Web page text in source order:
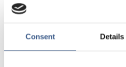
Consent Details
will always be
and care shown
Daniel in